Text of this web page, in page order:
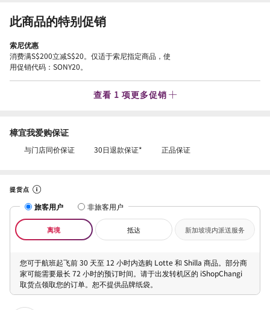
此商品的特别促销
索尼优惠
消费满S$200立减S$20。仅适于索尼指定商品，使
用促销代码：SONY20。
查看 1 项更多促销
樟宜我爱购保证
与门店同价保证 30日退款保证* 正品保证
提货点
旅客用户 非旅客用户
离境 抵达 新加坡境内派送服务
您可于航班起飞前 30 天至 12 小时内选购 Lotte 和 Shilla 商品。部分商
家可能需要最长 72 小时的预订时间。请于出发转机区的 iShopChangi
取货点领取您的订单。恕不提供品牌纸袋。